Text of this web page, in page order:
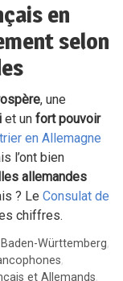
en
selon
, une
et unfort pouvoir
en Allemagne
l’ont bien
allemandes
? LeConsulat de
chiffres.
Baden-Württemberg,
,
et Allemands,